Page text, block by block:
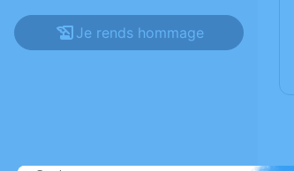
Je rends hommage